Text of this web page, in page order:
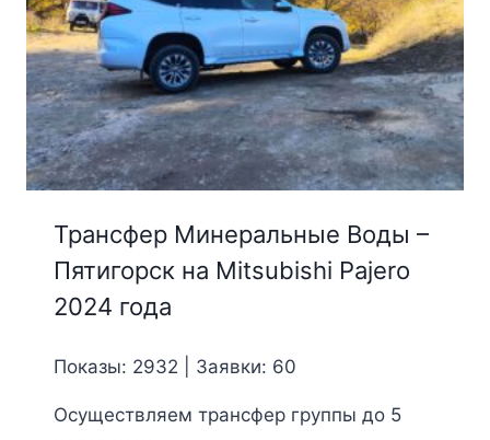
Трансфер Минеральные Воды –
Пятигорск на Mitsubishi Pajero
2024 года
Показы: 2932 | Заявки: 60
Осуществляем трансфер группы до 5